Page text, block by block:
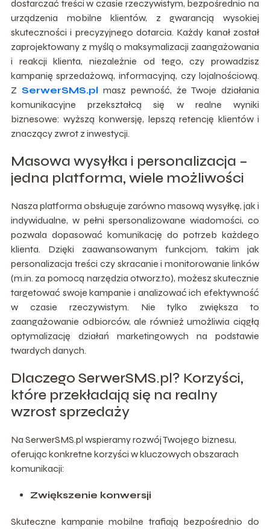
dostarczać treści w czasie rzeczywistym, bezpośrednio na
urządzenia mobilne klientów, z gwarancją wysokiej
skuteczności i precyzyjnego dotarcia. Każdy kanał został
zaprojektowany z myślą o maksymalizacji zaangażowania
i reakcji klienta, niezależnie od tego, czy prowadzisz
kampanię sprzedażową, informacyjną, czy lojalnościową.
Z SerwerSMS.plmasz pewność, że Twoje działania
komunikacyjne przekształcą się w realne wyniki
biznesowe: wyższą konwersję, lepszą retencję klientów i
znaczący zwrot z inwestycji.
Masowa wysyłka i personalizacja –
jedna platforma, wiele możliwości
Nasza platforma obsługuje zarówno masową wysyłkę, jak i
indywidualne, w pełni spersonalizowane wiadomości, co
pozwala dopasować komunikację do potrzeb każdego
klienta. Dzięki zaawansowanym funkcjom, takim jak
personalizacja treści czy skracanie i monitorowanie linków
(m.in. za pomocą narzędzia otworz.to), możesz skutecznie
targetować swoje kampanie i analizować ich efektywność
w czasie rzeczywistym. Nie tylko zwiększa to
zaangażowanie odbiorców, ale również umożliwia ciągłą
optymalizację działań marketingowych na podstawie
twardych danych.
Dlaczego SerwerSMS.pl? Korzyści,
które przekładają się na realny
wzrost sprzedaży
Na SerwerSMS.pl wspieramy rozwój Twojego biznesu,
oferując konkretne korzyści w kluczowych obszarach
komunikacji:
Zwiększenie konwersji
Skuteczne kampanie mobilne trafiają bezpośrednio do